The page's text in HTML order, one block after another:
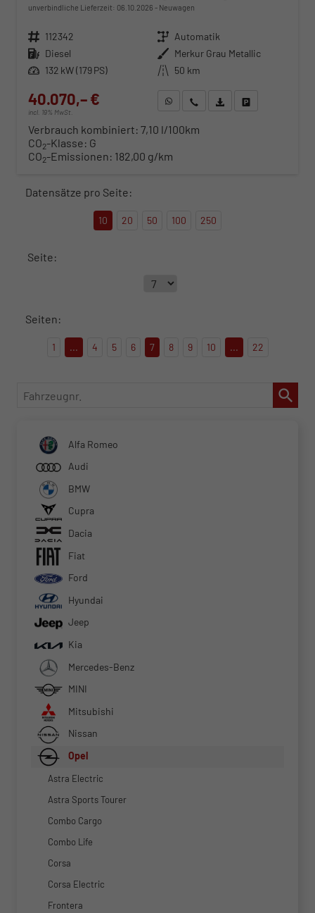
unverbindliche Lieferzeit: 06.10.2026 Neuwagen
Fahrzeugnr. 112342 Getriebe Automatik
Kraftstoff Diesel Außenfarbe Merkur Grau Metallic
Leistung 132 kW (179 PS) Kilometerstand 50 km
40.070,– €
incl. 19% MwSt.
WhatsApp anfragen
Wir rufen Sie anFahrzeugexposé (PDF)
Verbrauch kombiniert: 7,10 l/100km
CO2-Klasse: G
CO2-Emissionen: 182,00 g/km
Datensätze pro Seite:
10 20 50 100 250
Seite:
Seiten:
1 ... 4 5 6 7 8 9 10 ... 22
Fahrzeugnr.
Alfa Romeo
Audi
BMW
Cupra
Dacia
Fiat
Ford
Hyundai
Jeep
Kia
Mercedes-Benz
MINI
Mitsubishi
Nissan
Opel
Astra Electric
Astra Sports Tourer
Combo Cargo
Combo Life
Corsa
Corsa Electric
Frontera